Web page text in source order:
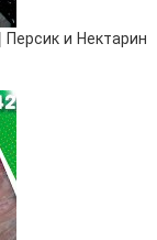
и Нектарин